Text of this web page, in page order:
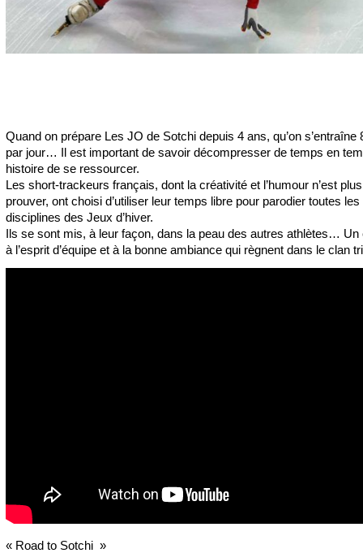
Quand on prépare Les JO de Sotchi depuis 4 ans, qu’on s’entraîne
par jour… Il est important de savoir décompresser de temps en
histoire de se ressourcer.
Les short-trackeurs français, dont la créativité et l’humour n’est
prouver, ont choisi d’utiliser leur temps libre pour parodier toutes les
disciplines des Jeux d’hiver.
Ils se sont mis, à leur façon, dans la peau des autres athlètes… Un
à l’esprit d’équipe et à la bonne ambiance qui règnent dans le clan
« Road to Sotchi »